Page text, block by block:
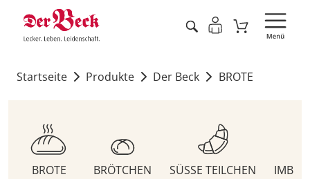
Startseite Produkte Der Beck BROTE
BROTE BRÖTCHEN SÜSSE TEILCHEN